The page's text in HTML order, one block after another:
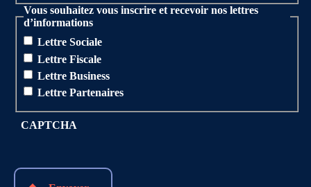
Vous souhaitez vous inscrire et recevoir nos lettres
d’informations
Lettre Sociale
Lettre Fiscale
Lettre Business
Lettre Partenaires
CAPTCHA